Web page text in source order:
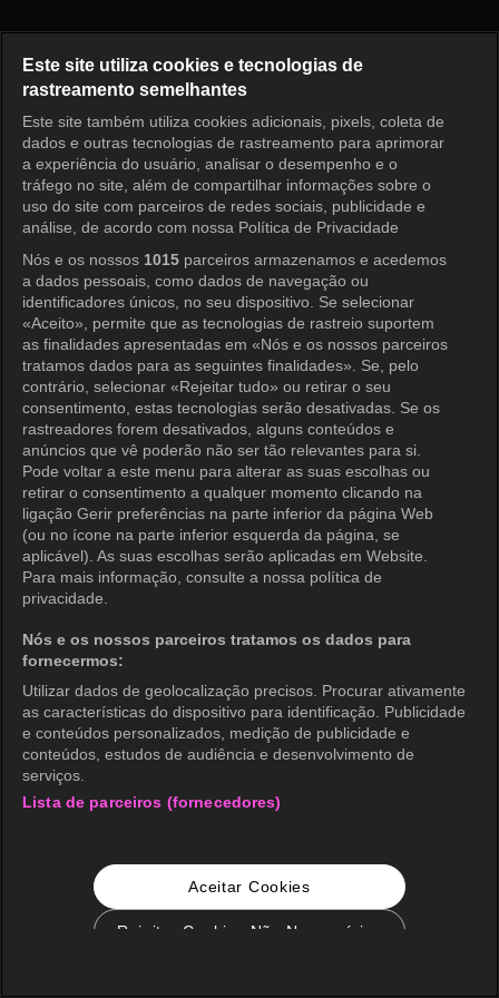
Entrar
Este site utiliza cookies e tecnologias de
rastreamento semelhantes
Este site também utiliza cookies adicionais, pixels, coleta de
dados e outras tecnologias de rastreamento para aprimorar
a experiência do usuário, analisar o desempenho e o
tráfego no site, além de compartilhar informações sobre o
uso do site com parceiros de redes sociais, publicidade e
análise, de acordo com nossa Política de Privacidade
Nós e os nossos 1015 parceiros armazenamos e acedemos
a dados pessoais, como dados de navegação ou
identificadores únicos, no seu dispositivo. Se selecionar
«Aceito», permite que as tecnologias de rastreio suportem
as finalidades apresentadas em «Nós e os nossos parceiros
tratamos dados para as seguintes finalidades». Se, pelo
contrário, selecionar «Rejeitar tudo» ou retirar o seu
consentimento, estas tecnologias serão desativadas. Se os
rastreadores forem desativados, alguns conteúdos e
anúncios que vê poderão não ser tão relevantes para si.
Pode voltar a este menu para alterar as suas escolhas ou
retirar o consentimento a qualquer momento clicando na
ligação Gerir preferências na parte inferior da página Web
(ou no ícone na parte inferior esquerda da página, se
aplicável). As suas escolhas serão aplicadas em Website.
Para mais informação, consulte a nossa política de
privacidade.
Nós e os nossos parceiros tratamos os dados para
fornecermos:
Utilizar dados de geolocalização precisos. Procurar ativamente
as características do dispositivo para identificação. Publicidade
e conteúdos personalizados, medição de publicidade e
conteúdos, estudos de audiência e desenvolvimento de
serviços.
Lista de parceiros (fornecedores)
Aceitar Cookies
Rejeitar Cookies Não Necessários